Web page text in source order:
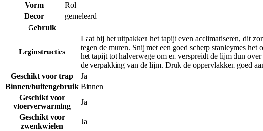
Vorm
Rol
Decor
gemeleerd
Gebruik
Leginstructies
Laat bij het uitpakken het tapijt even acclimatiseren, dit
tegen de muren. Snij met een goed scherp stanleymes
het tapijt tot halverwege om en verspreidt de lijm dun
de verpakking van de lijm. Druk de oppervlakken goed
Geschikt voor trap
Ja
Binnen/buitengebruik Binnen
Geschikt voor
vloerverwarming
Ja
Geschikt voor
zwenkwielen
Ja